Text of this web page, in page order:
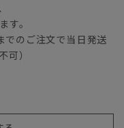
す。
でのご注文で当日発送
可）